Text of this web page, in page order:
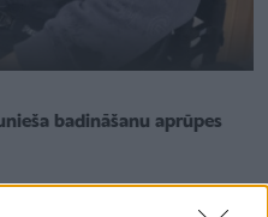
badināšanu aprūpes